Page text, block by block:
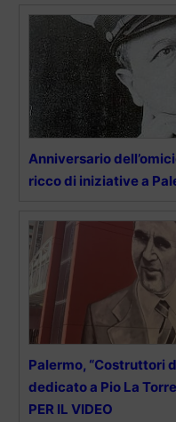
Anniversario
ricco di iniziative a
Palermo, “Costruttori
dedicato a Pio La
PER IL VIDEO